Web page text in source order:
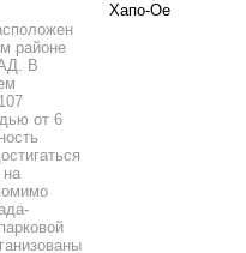
районе
В
от 6
на
Хапо-Ое